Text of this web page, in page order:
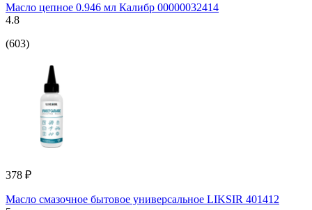
Масло цепное 0.946 мл Калибр 00000032414
4.8
(603)
378 ₽
Масло смазочное бытовое универсальное LIKSIR 401412